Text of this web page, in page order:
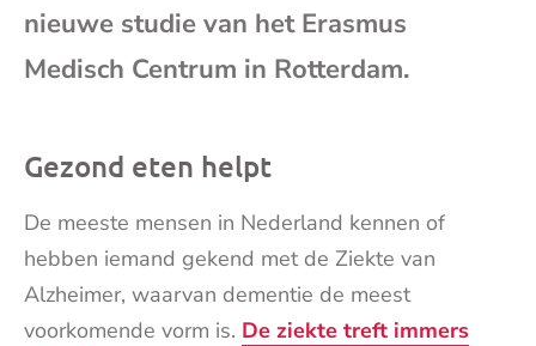
nieuwe studie van het Erasmus
Medisch Centrum in Rotterdam.
Gezond eten helpt
De meeste mensen in Nederland kennen of
hebben iemand gekend met de Ziekte van
Alzheimer, waarvan dementie de meest
voorkomende vorm is. De ziekte treft immers